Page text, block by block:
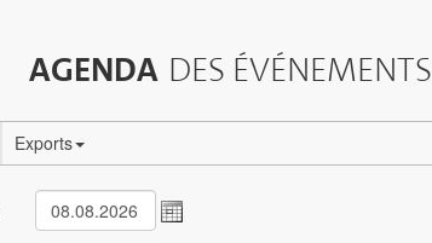
AGENDA DES ÉVÉNEMENTS
Exports